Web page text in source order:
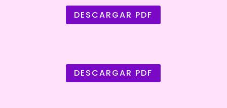
DESCARGAR PDF
DESCARGAR PDF